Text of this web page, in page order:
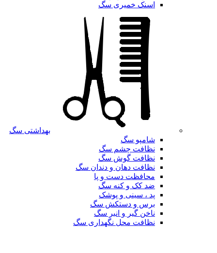
اسنک خمیری سگ
بهداشتی سگ
شامپو سگ
نظافت چشم سگ
نظافت گوش سگ
نظافت دهان و دندان سگ
محافظت دست و پا
ضد کک و کنه سگ
پد ، سینی و پوشک
برس و دستکش سگ
ناخن گیر و انبر سگ
نظافت محل نگهداری سگ